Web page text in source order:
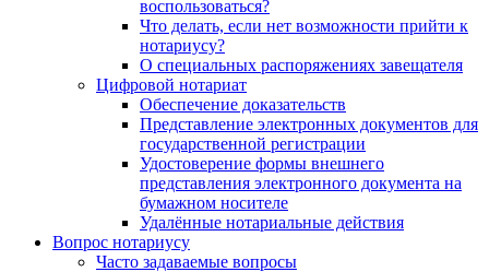
воспользоваться?
Что делать, если нет возможности прийти к
нотариусу?
О специальных распоряжениях завещателя
Цифровой нотариат
Обеспечение доказательств
Представление электронных документов для
государственной регистрации
Удостоверение формы внешнего
представления электронного документа на
бумажном носителе
Удалённые нотариальные действия
Вопрос нотариусу
Часто задаваемые вопросы